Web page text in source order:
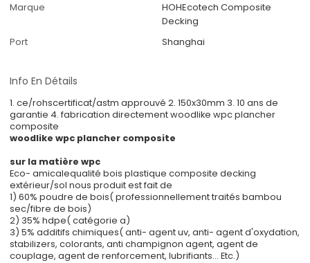
Marque
HOHEcotech Composite
Decking
Port
Shanghai
Info En Détails
1. ce/rohscertificat/astm approuvé 2. 150x30mm 3. 10 ans de
garantie 4. fabrication directement woodlike wpc plancher
composite
woodlike wpc plancher composite
sur la matière wpc
Eco- amicalequalité bois plastique composite decking
extérieur/sol nous produit est fait de
1) 60% poudre de bois( professionnellement traités bambou
sec/fibre de bois)
2) 35% hdpe( catégorie a)
3) 5% additifs chimiques( anti- agent uv, anti- agent d'oxydation,
stabilizers, colorants, anti champignon agent, agent de
couplage, agent de renforcement, lubrifiants... Etc.)